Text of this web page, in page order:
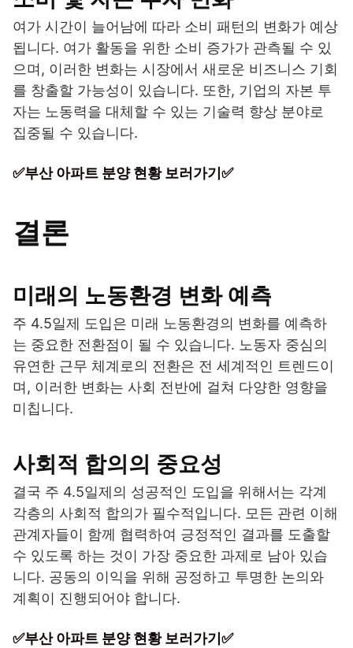
여가 시간이 늘어남에 따라 소비 패턴의 변화가 예상
됩니다. 여가 활동을 위한 소비 증가가 관측될 수 있
으며, 이러한 변화는 시장에서 새로운 비즈니스 기회
를 창출할 가능성이 있습니다. 또한, 기업의 자본 투
자는 노동력을 대체할 수 있는 기술력 향상 분야로
집중될 수 있습니다.
✅부산 아파트 분양 현황 보러가기✅
결론
미래의 노동환경 변화 예측
주 4.5일제 도입은 미래 노동환경의 변화를 예측하
는 중요한 전환점이 될 수 있습니다. 노동자 중심의
유연한 근무 체계로의 전환은 전 세계적인 트렌드이
며, 이러한 변화는 사회 전반에 걸쳐 다양한 영향을
미칩니다.
사회적 합의의 중요성
결국 주 4.5일제의 성공적인 도입을 위해서는 각계
각층의 사회적 합의가 필수적입니다. 모든 관련 이해
관계자들이 함께 협력하여 긍정적인 결과를 도출할
수 있도록 하는 것이 가장 중요한 과제로 남아 있습
니다. 공동의 이익을 위해 공정하고 투명한 논의와
계획이 진행되어야 합니다.
✅부산 아파트 분양 현황 보러가기✅